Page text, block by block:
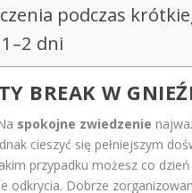
podczas
dni
BREAK W
spokojne zwiedzenie
cieszyć się pełniejszym
przypadku możesz co
odkrycia. Dobrze